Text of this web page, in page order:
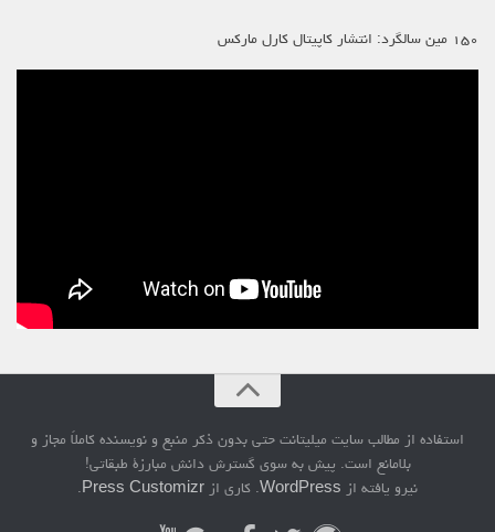
۱۵۰ مین سالگرد: انتشار کاپیتال کارل مارکس
استفاده از مطالب سایت میلیتانت حتی بدون ذکر منبع و نویسنده کاملاً مجاز و
بلامانع است. پیش به سوی گسترش دانش مبارزۀ طبقاتی!
نیرو یافته از WordPress. کاری از Press Customizr
.